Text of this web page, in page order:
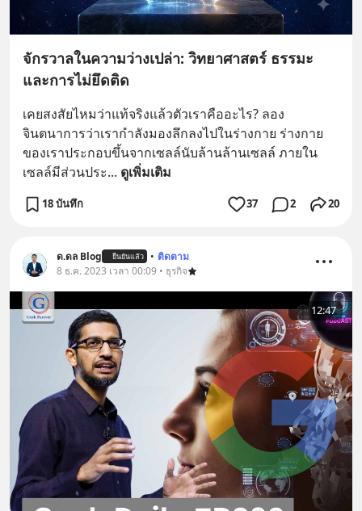
จักรวาลในความว่างเปล่า: วิทยาศาสตร์ ธรรมะ
และการไม่ยึดติด
เคยสงสัยไหมว่าแท้จริงแล้วตัวเราคืออะไร? ลอง
จินตนาการว่าเรากำลังมองลึกลงไปในร่างกาย ร่างกาย
ของเราประกอบขึ้นจากเซลล์นับล้านล้านเซลล์ ภายใน
เซลล์มีส่วนประ... ดูเพิ่มเติม
18 บันทึก 37 2 20
ด.ดล Blog ยืนยันแล้ว • ติดตาม
8 ธ.ค. 2023 เวลา 00:09 • ธุรกิจ
12:47